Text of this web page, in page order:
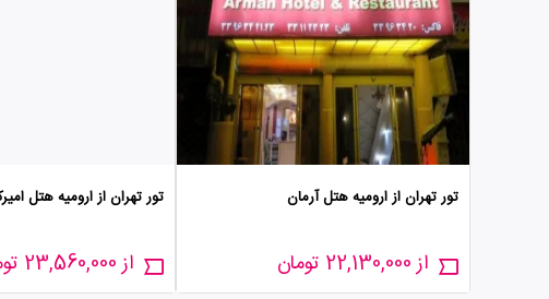
تور تهران از ارومیه هتل آرمان
از 22,130,000 تومان
تور تهران از ارومیه هتل
از 23,560,000 تومان